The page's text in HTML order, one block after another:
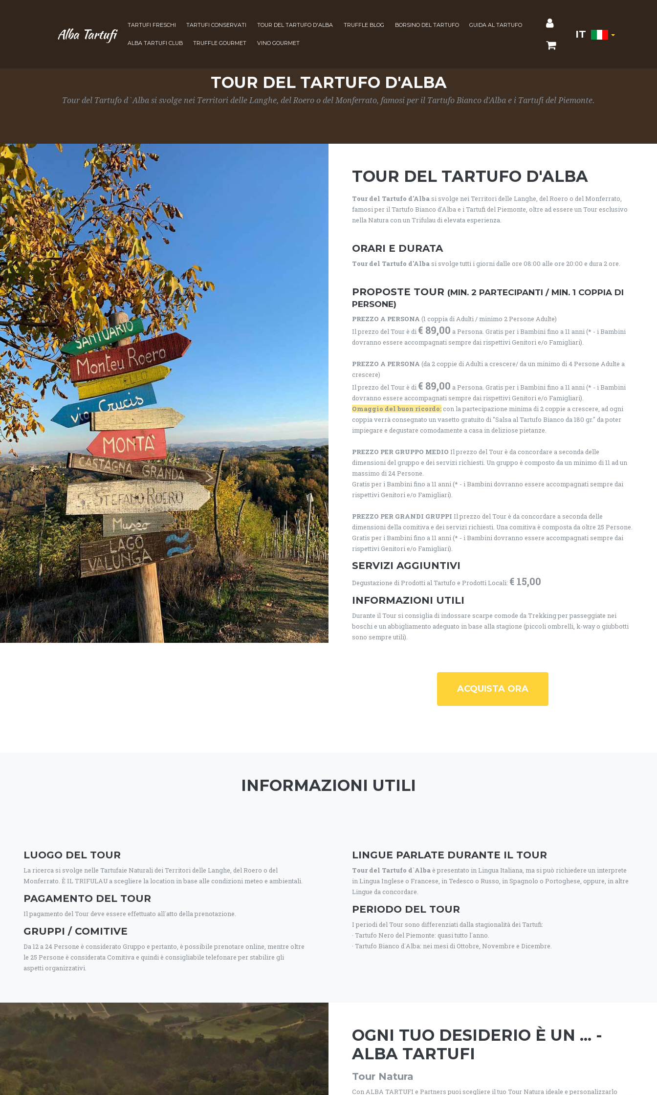
Alba Tartufi TARTUFI FRESCHI TARTUFI CONSERVATI TOUR DEL TARTUFO D'ALBA TRUFFLE BLOG BORSINO DEL TARTUFO GUIDA AL TARTUFO
ALBA TARTUFI CLUB TRUFFLE GOURMET VINO GOURMET
IT
TOUR DEL TARTUFO D'ALBA
Tour del Tartufo d`Alba si svolge nei Territori delle Langhe, del Roero o del Monferrato, famosi per il Tartufo Bianco d'Alba e i Tartufi del Piemonte.
TOUR DEL TARTUFO D'ALBA
Tour del Tartufo d'Alba si svolge nei Territori delle Langhe, del Roero o del Monferrato,
famosi per il Tartufo Bianco d'Alba e i Tartufi del Piemonte, oltre ad essere un Tour esclusivo
nella Natura con un Trifulau di elevata esperienza.
ORARI E DURATA
Tour del Tartufo d'Alba si svolge tutti i giorni dalle ore 08:00 alle ore 20:00 e dura 2 ore.
PROPOSTE TOUR (MIN. 2 PARTECIPANTI / MIN. 1 COPPIA DI
PERSONE)
PREZZO A PERSONA (1 coppia di Adulti / minimo 2 Persone Adulte)
Il prezzo del Tour è di € 89,00 a Persona. Gratis per i Bambini fino a 11 anni (* - i Bambini
dovranno essere accompagnati sempre dai rispettivi Genitori e/o Famigliari).
PREZZO A PERSONA (da 2 coppie di Adulti a crescere/ da un minimo di 4 Persone Adulte a
crescere)
Il prezzo del Tour è di € 89,00 a Persona. Gratis per i Bambini fino a 11 anni (* - i Bambini
dovranno essere accompagnati sempre dai rispettivi Genitori e/o Famigliari).
Omaggio del buon ricordo: con la partecipazione minima di 2 coppie a crescere, ad ogni
coppia verrà consegnato un vasetto gratuito di "Salsa al Tartufo Bianco da 180 gr." da poter
impiegare e degustare comodamente a casa in deliziose pietanze.
PREZZO PER GRUPPO MEDIO Il prezzo del Tour è da concordare a seconda delle
dimensioni del gruppo e dei servizi richiesti. Un gruppo è composto da un minimo di 11 ad un
massimo di 24 Persone.
Gratis per i Bambini fino a 11 anni (* - i Bambini dovranno essere accompagnati sempre dai
rispettivi Genitori e/o Famigliari).
PREZZO PER GRANDI GRUPPI Il prezzo del Tour è da concordare a seconda delle
dimensioni della comitiva e dei servizi richiesti. Una comitiva è composta da oltre 25 Persone.
Gratis per i Bambini fino a 11 anni (* - i Bambini dovranno essere accompagnati sempre dai
rispettivi Genitori e/o Famigliari).
SERVIZI AGGIUNTIVI
Degustazione di Prodotti al Tartufo e Prodotti Locali: € 15,00
INFORMAZIONI UTILI
Durante il Tour si consiglia di indossare scarpe comode da Trekking per passeggiate nei
boschi e un abbigliamento adeguato in base alla stagione (piccoli ombrelli, k-way o giubbotti
sono sempre utili).
ACQUISTA ORA
INFORMAZIONI UTILI
LUOGO DEL TOUR
La ricerca si svolge nelle Tartufaie Naturali dei Territori delle Langhe, del Roero o del
Monferrato. È IL TRIFULAU a scegliere la location in base alle condizioni meteo e ambientali.
PAGAMENTO DEL TOUR
Il pagamento del Tour deve essere effettuato all´atto della prenotazione.
GRUPPI / COMITIVE
Da 12 a 24 Persone è considerato Gruppo e pertanto, è possibile prenotare online, mentre oltre
le 25 Persone è considerata Comitiva e quindi è consigliabile telefonare per stabilire gli
aspetti organizzativi.
LINGUE PARLATE DURANTE IL TOUR
Tour del Tartufo d`Alba è presentato in Lingua Italiana, ma si può richiedere un interprete
in Lingua Inglese o Francese, in Tedesco o Russo, in Spagnolo o Portoghese, oppure, in altre
Lingue da concordare.
PERIODO DEL TOUR
I periodi del Tour sono differenziati dalla stagionalità dei Tartufi:
· Tartufo Nero del Piemonte: quasi tutto l´anno.
· Tartufo Bianco d´Alba: nei mesi di Ottobre, Novembre e Dicembre.
OGNI TUO DESIDERIO È UN ... -
ALBA TARTUFI
Tour Natura
Con ALBA TARTUFI e Partners puoi scegliere il tuo Tour Natura ideale e personalizzarlo